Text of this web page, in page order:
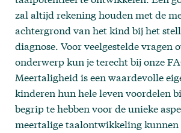
zal altijd rekening houden met de
achtergrond van het kind bij het
diagnose. Voor veelgestelde vragen
onderwerp kun je terecht bij onze
Meertaligheid is een waardevolle
kinderen hun hele leven voordelen
begrip te hebben voor de unieke
meertalige taalontwikkeling kunnen